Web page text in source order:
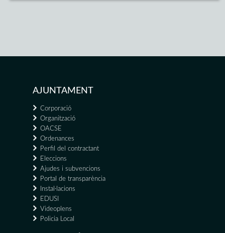
AJUNTAMENT
Corporació
Organització
OACSE
Ordenances
Perfil del contractant
Eleccions
Ajudes i subvencions
Portal de transparència
Instal·lacions
EDUSI
Videoplens
Policia Local